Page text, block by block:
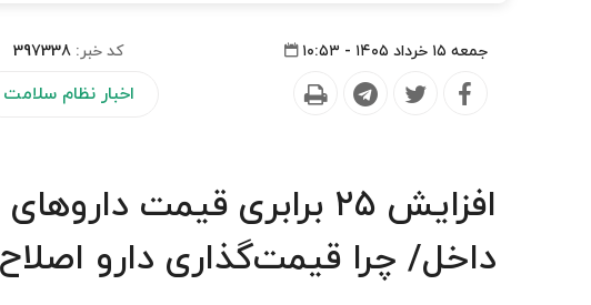
جمعه ۱۵ خرداد ۱۴۰۵ - ۱۰:۵۳ کد خبر: 397338
اخبار نظام سلامت
افزایش ۲۵ برابری قیمت
داخل/ چرا قیمت‌گذاری دارو